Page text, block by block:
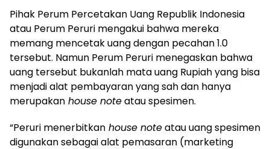
Pihak Perum Percetakan Uang Republik Indonesia
atau Perum Peruri mengakui bahwa mereka
memang mencetak uang dengan pecahan 1.0
tersebut. Namun Perum Peruri menegaskan bahwa
uang tersebut bukanlah mata uang Rupiah yang bisa
menjadi alat pembayaran yang sah dan hanya
merupakan house noteatau spesimen.
“Peruri menerbitkan house noteatau uang spesimen
digunakan sebagai alat pemasaran (marketing